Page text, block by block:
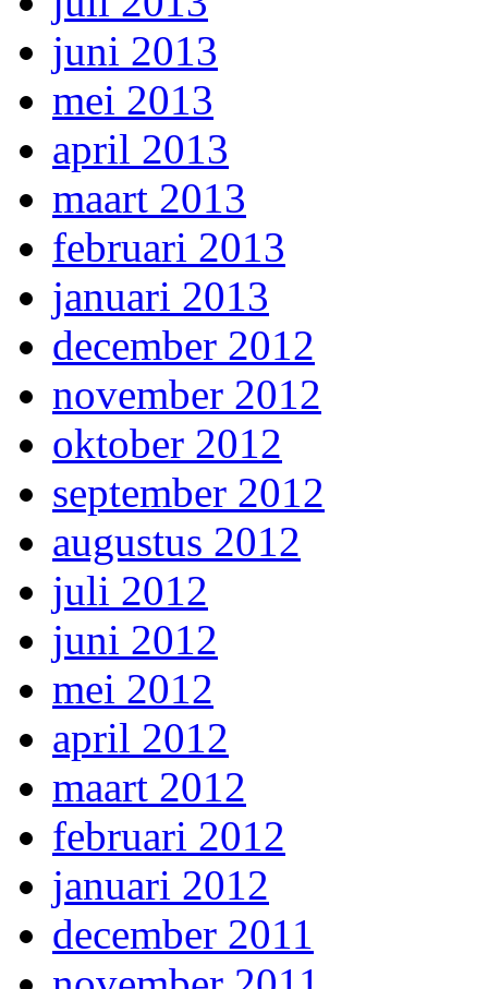
juni 2013
mei 2013
april 2013
maart 2013
februari 2013
januari 2013
december 2012
november 2012
oktober 2012
september 2012
augustus 2012
juli 2012
juni 2012
mei 2012
april 2012
maart 2012
februari 2012
januari 2012
december 2011